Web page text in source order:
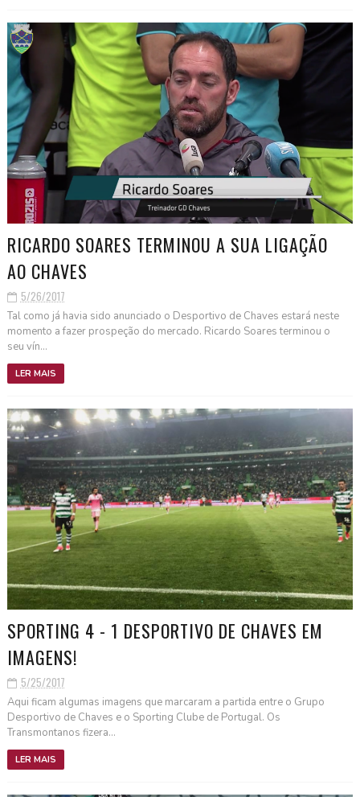
RICARDO SOARES TERMINOU A SUA LIGAÇÃO
AO CHAVES
5/26/2017
Tal como já havia sido anunciado o Desportivo de Chaves estará neste
momento a fazer prospeção do mercado. Ricardo Soares terminou o
seu vín...
LER MAIS
SPORTING 4 - 1 DESPORTIVO DE CHAVES EM
IMAGENS!
5/25/2017
Aqui ficam algumas imagens que marcaram a partida entre o Grupo
Desportivo de Chaves e o Sporting Clube de Portugal. Os
Transmontanos fizera...
LER MAIS